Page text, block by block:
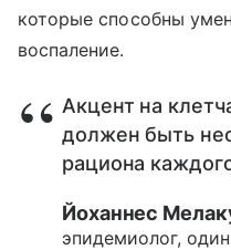
которые способны
воспаление.
Акцент на
должен быть
рациона
Йоханнес
эпидемиолог,